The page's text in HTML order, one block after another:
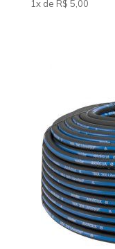
1x de R$ 5,00